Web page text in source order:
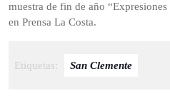
muestra de fin de año
en Prensa La Costa.
Etiquetas: San Clemente